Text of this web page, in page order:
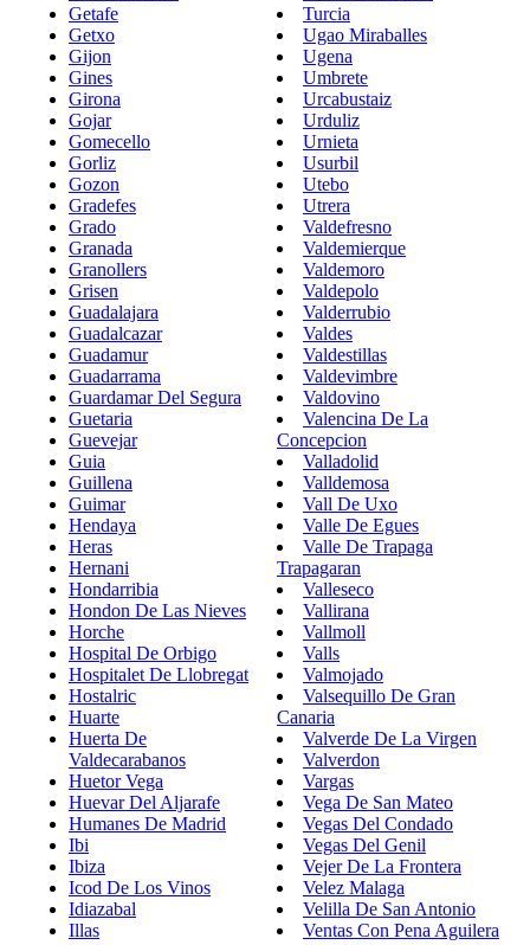
Getafe
Getxo
Gijon
Gines
Girona
Gojar
Gomecello
Gorliz
Gozon
Gradefes
Grado
Granada
Granollers
Grisen
Guadalajara
Guadalcazar
Guadamur
Guadarrama
Guardamar Del Segura
Guetaria
Guevejar
Guia
Guillena
Guimar
Hendaya
Heras
Hernani
Hondarribia
Hondon De Las Nieves
Horche
Hospital De Orbigo
Hospitalet De Llobregat
Hostalric
Huarte
Huerta De
Valdecarabanos
Huetor Vega
Huevar Del Aljarafe
Humanes De Madrid
Ibi
Ibiza
Icod De Los Vinos
Idiazabal
Illas
Turcia
Ugao Miraballes
Ugena
Umbrete
Urcabustaiz
Urduliz
Urnieta
Usurbil
Utebo
Utrera
Valdefresno
Valdemierque
Valdemoro
Valdepolo
Valderrubio
Valdes
Valdestillas
Valdevimbre
Valdovino
Valencina De La
Concepcion
Valladolid
Valldemosa
Vall De Uxo
Valle De Egues
Valle De Trapaga
Trapagaran
Valleseco
Vallirana
Vallmoll
Valls
Valmojado
Valsequillo De Gran
Canaria
Valverde De La Virgen
Valverdon
Vargas
Vega De San Mateo
Vegas Del Condado
Vegas Del Genil
Vejer De La Frontera
Velez Malaga
Velilla De San Antonio
Ventas Con Pena Aguilera